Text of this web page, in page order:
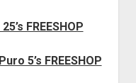
FREESHOP
5’s FREESHOP